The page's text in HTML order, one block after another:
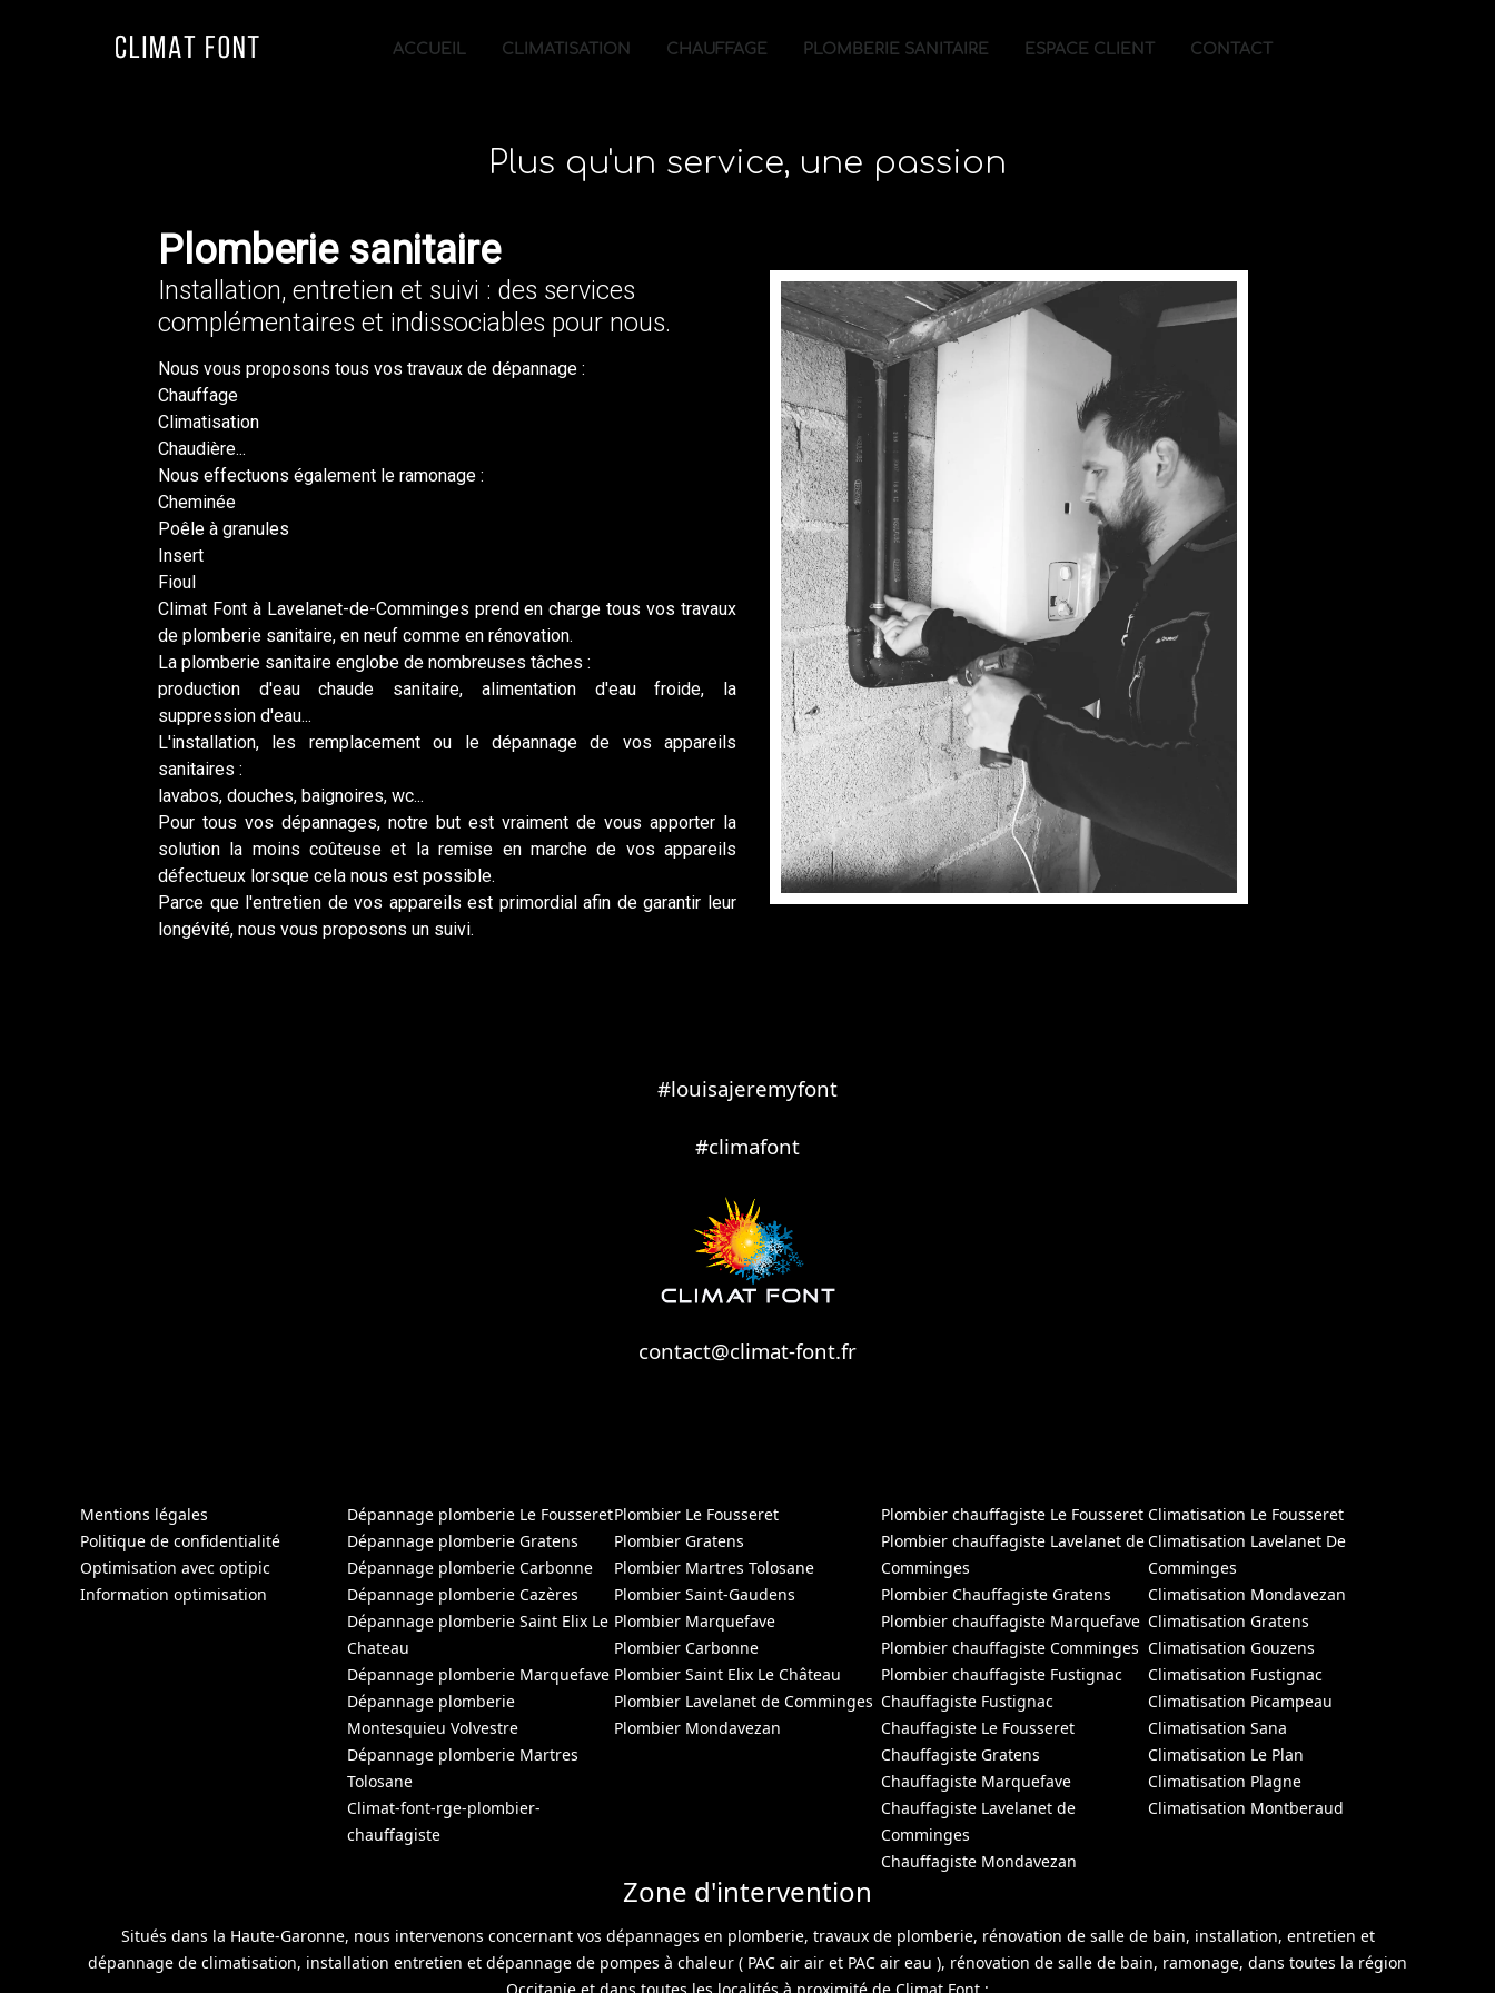
ACCUEIL CLIMATISATION CHAUFFAGE PLOMBERIE SANITAIRE ESPACE CLIENT CONTACT
Plus qu'un service, une passion
Plomberie sanitaire
Installation, entretien et suivi : des services
complémentaires et indissociables pour nous.
Nous vous proposons tous vos travaux de dépannage :
Chauffage
Climatisation
Chaudière...
Nous effectuons également le ramonage :
Cheminée
Poêle à granules
Insert
Fioul
Climat Font à Lavelanet-de-Comminges prend en charge tous vos travaux
de plomberie sanitaire, en neuf comme en rénovation.
La plomberie sanitaire englobe de nombreuses tâches :
production d'eau chaude sanitaire, alimentation d'eau froide, la
suppression d'eau...
L'installation, les remplacement ou le dépannage de vos appareils
sanitaires :
lavabos, douches, baignoires, wc...
Pour tous vos dépannages, notre but est vraiment de vous apporter la
solution la moins coûteuse et la remise en marche de vos appareils
défectueux lorsque cela nous est possible.
Parce que l'entretien de vos appareils est primordial afin de garantir leur
longévité, nous vous proposons un suivi.
#louisajeremyfont
#climafont
contact@climat-font.fr
Mentions légales
Politique de confidentialité
Optimisation avec optipic
Information optimisation
Dépannage plomberie Le Fousseret
Dépannage plomberie Gratens
Dépannage plomberie Carbonne
Dépannage plomberie Cazères
Dépannage plomberie Saint Elix Le
Chateau
Dépannage plomberie Marquefave
Dépannage plomberie
Montesquieu Volvestre
Dépannage plomberie Martres
Tolosane
Climat-font-rge-plombier-
chauffagiste
Plombier Le Fousseret
Plombier Gratens
Plombier Martres Tolosane
Plombier Saint-Gaudens
Plombier Marquefave
Plombier Carbonne
Plombier Saint Elix Le Château
Plombier Lavelanet de Comminges
Plombier Mondavezan
Plombier chauffagiste Le Fousseret
Plombier chauffagiste Lavelanet de
Comminges
Plombier Chauffagiste Gratens
Plombier chauffagiste Marquefave
Plombier chauffagiste Comminges
Plombier chauffagiste Fustignac
Chauffagiste Fustignac
Chauffagiste Le Fousseret
Chauffagiste Gratens
Chauffagiste Marquefave
Chauffagiste Lavelanet de
Comminges
Chauffagiste Mondavezan
Climatisation Le Fousseret
Climatisation Lavelanet De
Comminges
Climatisation Mondavezan
Climatisation Gratens
Climatisation Gouzens
Climatisation Fustignac
Climatisation Picampeau
Climatisation Sana
Climatisation Le Plan
Climatisation Plagne
Climatisation Montberaud
Zone d'intervention
Situés dans la Haute-Garonne, nous intervenons concernant vos dépannages en plomberie, travaux de plomberie, rénovation de salle de bain, installation, entretien et
dépannage de climatisation, installation entretien et dépannage de pompes à chaleur ( PAC air air et PAC air eau ), rénovation de salle de bain, ramonage, dans toutes la région